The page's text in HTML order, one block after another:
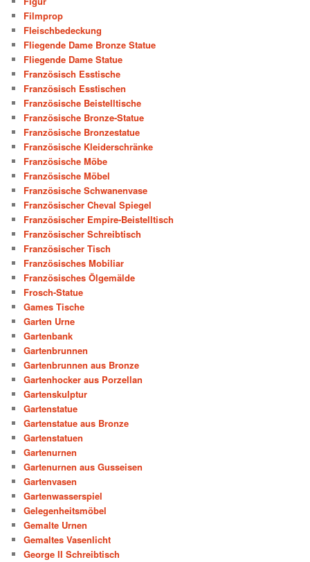
Filmprop
Fleischbedeckung
Fliegende Dame Bronze Statue
Fliegende Dame Statue
Französisch Esstische
Französisch Esstischen
Französische Beistelltische
Französische Bronze-Statue
Französische Bronzestatue
Französische Kleiderschränke
Französische Möbe
Französische Möbel
Französische Schwanenvase
Französischer Cheval Spiegel
Französischer Empire-Beistelltisch
Französischer Schreibtisch
Französischer Tisch
Französisches Mobiliar
Französisches Ölgemälde
Frosch-Statue
Games Tische
Garten Urne
Gartenbank
Gartenbrunnen
Gartenbrunnen aus Bronze
Gartenhocker aus Porzellan
Gartenskulptur
Gartenstatue
Gartenstatue aus Bronze
Gartenstatuen
Gartenurnen
Gartenurnen aus Gusseisen
Gartenvasen
Gartenwasserspiel
Gelegenheitsmöbel
Gemalte Urnen
Gemaltes Vasenlicht
George II Schreibtisch